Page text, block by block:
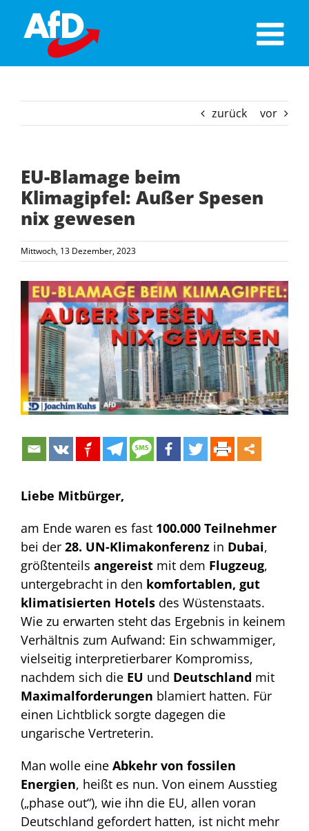
content
zurück vor
EU-Blamage beim
Klimagipfel: Außer Spesen
nix gewesen
Mittwoch, 13 Dezember, 2023
Zeige
grösseres
Bild
Liebe Mitbürger,
am Ende waren es fast 100.000 Teilnehmer
bei der 28. UN-Klimakonferenz in Dubai,
größtenteils angereist mit dem Flugzeug,
untergebracht in den komfortablen, gut
klimatisierten Hotels des Wüstenstaats.
Wie zu erwarten steht das Ergebnis in keinem
Verhältnis zum Aufwand: Ein schwammiger,
vielseitig interpretierbarer Kompromiss,
nachdem sich die EU und Deutschland mit
Maximalforderungen blamiert hatten. Für
einen Lichtblick sorgte dagegen die
ungarische Vertreterin.
Man wolle eine Abkehr von fossilen
Energien, heißt es nun. Von einem Ausstieg
(„phase out“), wie ihn die EU, allen voran
Deutschland gefordert hatten, ist nicht mehr